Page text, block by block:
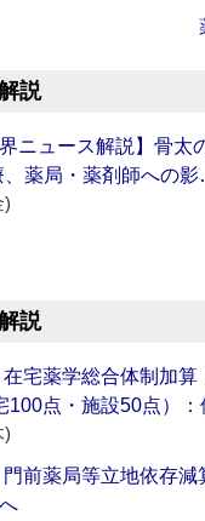
説
ニュース解説】骨太
、薬局・薬剤師への
)
説
在宅薬学総合体制加
100点・施設50点）
)
門前薬局等立地依存